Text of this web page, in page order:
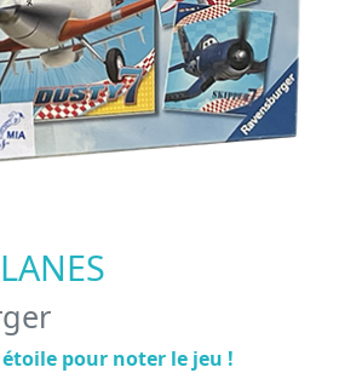
pour noter le jeu !